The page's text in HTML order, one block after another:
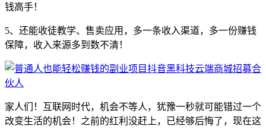
钱高手！
5、还能收徒教学、售卖应用，多一条收入渠道，多一份赚钱
保障，收入来源多到数不清！
家人们！互联网时代，机会不等人，犹豫一秒就可能错过一个
改变生活的机会！之前的红利没赶上，已经够后悔了，现在这